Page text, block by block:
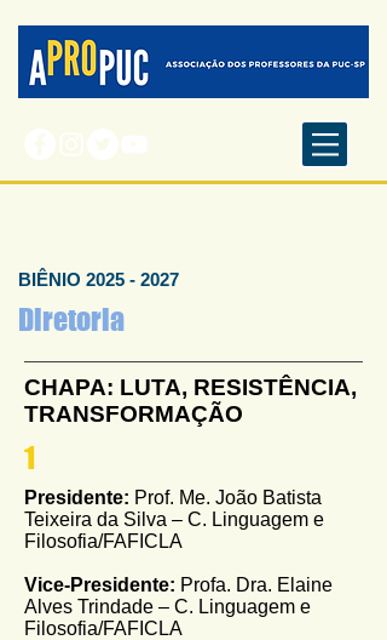
BIÊNIO 2025 - 2027
Diretoria
CHAPA: LUTA, RESISTÊNCIA,
TRANSFORMAÇÃO
1
Presidente: Prof. Me. João Batista
Teixeira da Silva – C. Linguagem e
Filosofia/FAFICLA
Vice-Presidente: Profa. Dra. Elaine
Alves Trindade – C. Linguagem e
Filosofia/FAFICLA